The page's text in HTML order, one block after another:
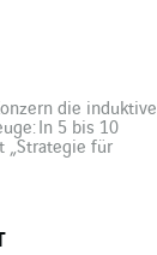
die induktive
In 5 bis 10
„Strategie für